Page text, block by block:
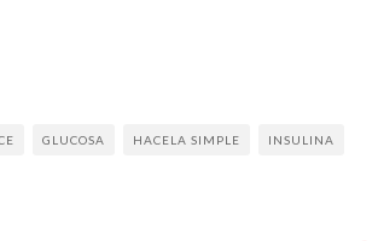
GLUCOSA HACELA SIMPLE INSULINA